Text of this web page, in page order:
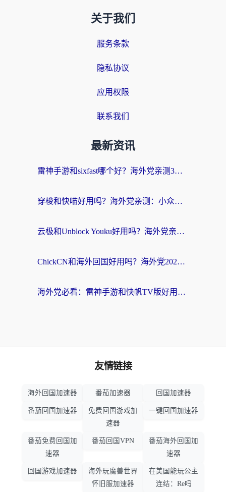
关于我们
服务条款
隐私协议
应用权限
联系我们
最新资讯
雷神手游和sixfast哪个好？海外党亲测3款回国加速器，教你选对不踩坑
穿梭和快喵好用吗？海外党亲测：小众加速器对比+番茄加速器深度体验
云极和Unblock Youku好用吗？海外党亲测+2026回国加速器避坑指南
ChickCN和海外回国好用吗？海外党2026亲测：从手游到影音，选对加速器的3个关键
海外党必看：雷神手游和快帆TV版好用吗？3步选对回国加速器不踩坑
友情链接
海外回国加速器 番茄加速器 回国加速器
番茄回国加速器
免费回国游戏加
速器
一键回国加速器
番茄免费回国加
速器
番茄回国VPN
番茄海外回国加
速器
回国游戏加速器
海外玩魔兽世界
怀旧服加速器
在美国能玩公主
连结：Re吗